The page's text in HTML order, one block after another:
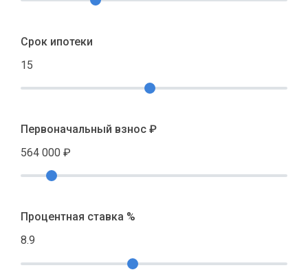
Срок ипотеки
15
Первоначальный взнос ₽
564 000 ₽
Процентная ставка %
8.9